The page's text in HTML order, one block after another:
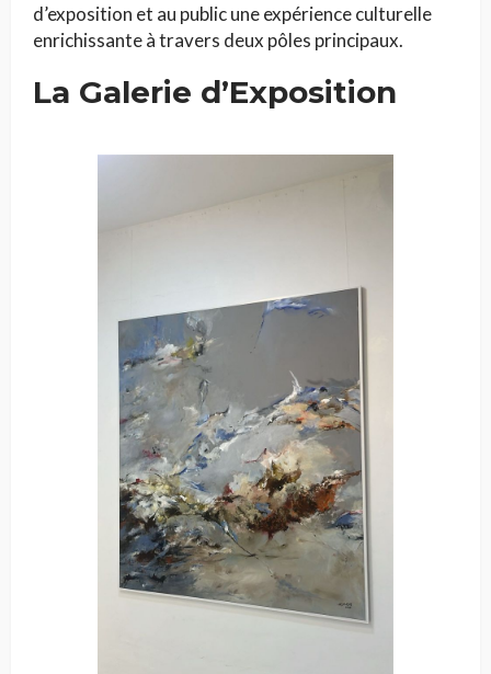
d’exposition et au public une expérience culturelle
enrichissante à travers deux pôles principaux.
La Galerie d’Exposition